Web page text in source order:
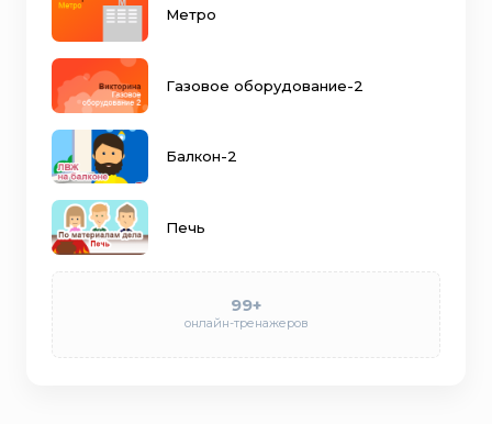
Метро
Газовое оборудование-2
Балкон-2
Печь
99+
онлайн-тренажеров